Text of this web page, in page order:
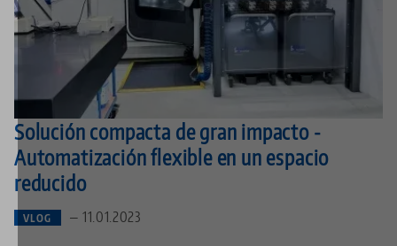
Solución compacta de gran impacto -
Automatización flexible en un espacio
reducido
VLOG — 11.01.2023